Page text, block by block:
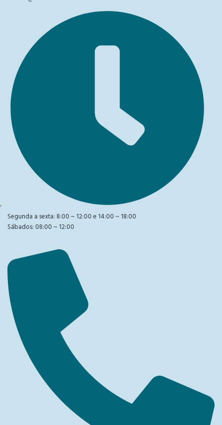
Segunda a sexta: 8:00 ~ 12:00 e 14:00 ~ 18:00
Sábados: 08:00 ~ 12:00